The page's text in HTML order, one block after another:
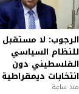
الرجوب: لا مستقبل
للنظام السياسي
الفلسطيني دون
انتخابات ديمقراطية
منذ ساعة